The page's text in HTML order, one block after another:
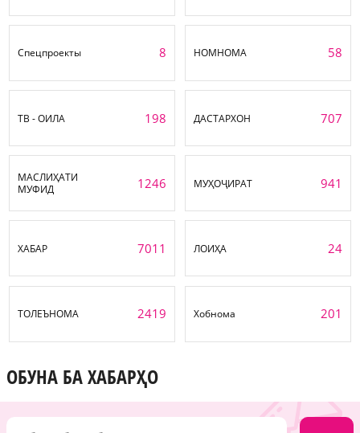
Спецпроекты 8 НОМНОМА 58
ТВ - ОИЛА 198 ДАСТАРХОН 707
МАСЛИҲАТИ
МУФИД
1246 МУҲОҶИРАТ 941
ХАБАР 7011 ЛОИҲА 24
ТОЛЕЪНОМА 2419 Хобнома 201
ОБУНА БА ХАБАРҲО